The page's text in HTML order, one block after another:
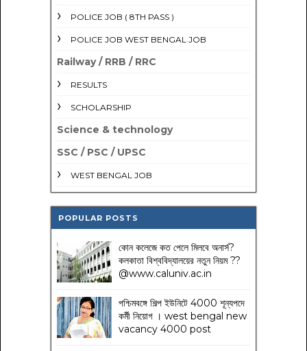
POLICE JOB ( 8TH PASS )
POLICE JOB WEST BENGAL JOB
Railway / RRB / RRC
RESULTS
SCHOLARSHIP
Science & technology
SSC / PSC / UPSC
WEST BENGAL JOB
POPULAR POSTS
কোন কলেজে কত পেলে মিলবে অনার্স?
কলকাতা বিশ্ববিদ্যালয়ের নতুন নিয়ম??
@www.caluniv.ac.in
পশ্চিমবঙ্গে শিল্প ইউনিটে 4000 শূন্যপদে
কর্মী নিয়োগ । west bengal new
vacancy 4000 post